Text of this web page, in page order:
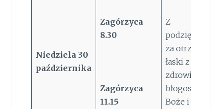
Niedziela 30
października
Zagórzyca
8.30
Zagórzyca
11.15
Z
za otrzymane
łaski z prośbą
zdrowie,
Boże i opiekę